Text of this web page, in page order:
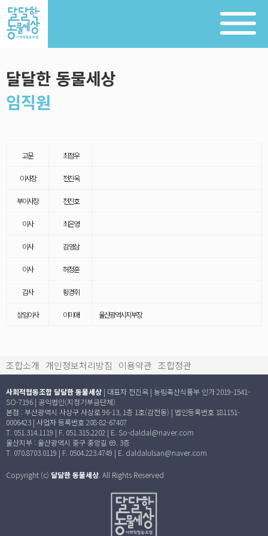
달달한 동물세상
임직원
고문 최정우
이사장 전진옥
부이사장 전진호
이사 최은영
이사 김영삼
이사 허정훈
감사 황경휘
상임이사 이미애 울산광역시지부장
조합소개 개인정보처리방침 이용약관 조합정관
사회적협동조합 달달한 동물세상 | 대표자 전진옥 | 농림축산식품부 인가 2019-1541-
SO-7196 | 공익법인(지정기부금단체)
본점 : 부산광역시 사상구 사상로 96-13, 1층 1호(감전동) | 법인등록번호 181151-
0006423 | 사업자 등록번호 208-82-67407
T. 051.314.1119 | F. 051.315.2202 | E. So-daldal@naver.com
울산지부 : 울산광역시 중구 중앙길 69. 3층
T. 070.8703.0119 | F. 0504.223.4749 | E. daldalulsan@naver.com
Copyright (c) 달달한 동물세상. All Rights Reserved